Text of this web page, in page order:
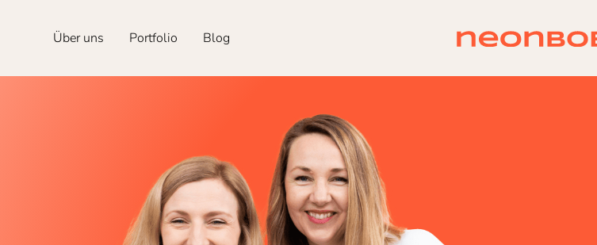
Über uns Portfolio Blog